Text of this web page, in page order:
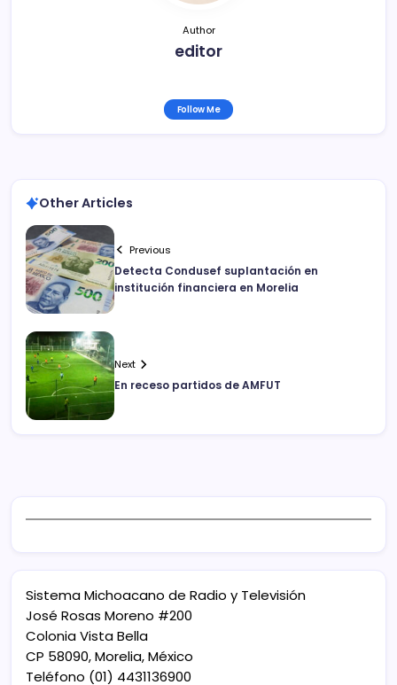
Author
editor
Follow Me
Other Articles
Previous
Detecta Condusef suplantación en
institución financiera en Morelia
Next
En receso partidos de AMFUT
Sistema Michoacano de Radio y Televisión
José Rosas Moreno #200
Colonia Vista Bella
CP 58090, Morelia, México
Teléfono (01) 4431136900